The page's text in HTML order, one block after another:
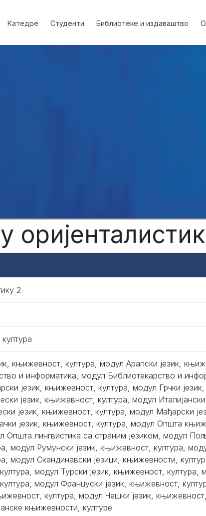
Катедре Студенти Библиотеке и издаваштво
2
књижевност, култура, модул Арапски језик,
и информатика, модул Библиотекарство и
језик, књижевност, култура, модул Грчки
језик, књижевност, култура, модул
језик, књижевност, култура, модул Мађарски
језик, књижевност, култура, модул Општа
лингвистика са страним језиком, модул
модул Румунски језик, књижевност, култура,
модул Скандинавски језици, књижевности,
модул Турски језик, књижевност, култура,
модул Француски језик, књижевност,
култура, модул Чешки језик,
књижевности, културе